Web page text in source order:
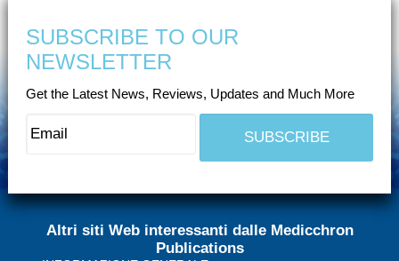
SUBSCRIBE TO OUR
NEWSLETTER
Get the Latest News, Reviews, Updates and Much More
Altri siti Web interessanti dalle Medicchron
Publications